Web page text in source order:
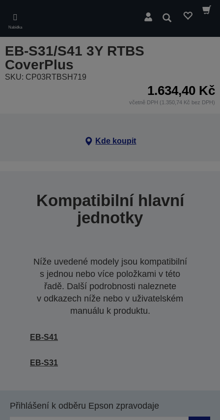
main
content
Nabídka
Hledat
EB-S31/S41 3Y RTBS
CoverPlus
SKU: CP03RTBSH719
1.634,40 Kč
včetně DPH (1.350,74 Kč bez DPH)
Kde koupit
Kompatibilní hlavní
jednotky
Níže uvedené modely jsou kompatibilní
s jednou nebo více položkami v této
řadě. Další podrobnosti naleznete
v odkazech níže nebo v uživatelském
manuálu k produktu.
EB-S41
EB-S31
Přihlášení k odběru Epson zpravodaje